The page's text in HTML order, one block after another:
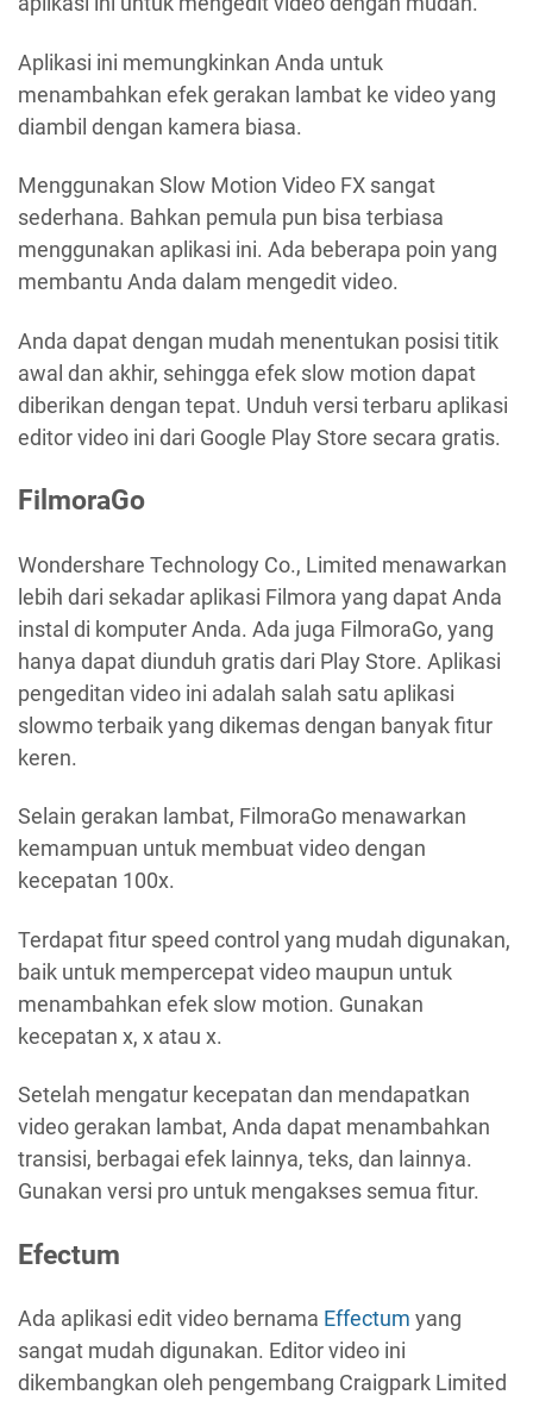
Aplikasi ini memungkinkan Anda untuk
menambahkan efek gerakan lambat ke video yang
diambil dengan kamera biasa.
Menggunakan Slow Motion Video FX sangat
sederhana. Bahkan pemula pun bisa terbiasa
menggunakan aplikasi ini. Ada beberapa poin yang
membantu Anda dalam mengedit video.
Anda dapat dengan mudah menentukan posisi titik
awal dan akhir, sehingga efek slow motion dapat
diberikan dengan tepat. Unduh versi terbaru aplikasi
editor video ini dari Google Play Store secara gratis.
FilmoraGo
Wondershare Technology Co., Limited menawarkan
lebih dari sekadar aplikasi Filmora yang dapat Anda
instal di komputer Anda. Ada juga FilmoraGo, yang
hanya dapat diunduh gratis dari Play Store. Aplikasi
pengeditan video ini adalah salah satu aplikasi
slowmo terbaik yang dikemas dengan banyak fitur
keren.
Selain gerakan lambat, FilmoraGo menawarkan
kemampuan untuk membuat video dengan
kecepatan 100x.
Terdapat fitur speed control yang mudah digunakan,
baik untuk mempercepat video maupun untuk
menambahkan efek slow motion. Gunakan
kecepatan x, x atau x.
Setelah mengatur kecepatan dan mendapatkan
video gerakan lambat, Anda dapat menambahkan
transisi, berbagai efek lainnya, teks, dan lainnya.
Gunakan versi pro untuk mengakses semua fitur.
Efectum
Ada aplikasi edit video bernama Effectum yang
sangat mudah digunakan. Editor video ini
dikembangkan oleh pengembang Craigpark Limited